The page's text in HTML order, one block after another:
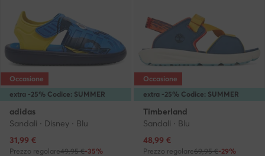
extra -25% Codice: SUMMER
Occasione
adidas
Sandali · Disney · Blu
Prezzo attuale
31,99 €
Prezzo regolare49,95 €-35%
extra -25% Codice: SUMMER
Occasione
Timberland
Sandali · Blu
Prezzo attuale
48,99 €
Prezzo regolare69,95 €-29%